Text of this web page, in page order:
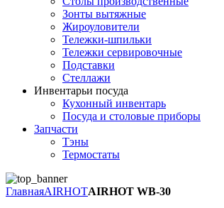
Зонты вытяжные
Жироуловители
Тележки-шпильки
Тележки сервировочные
Подставки
Стеллажи
Инвентарьи посуда
Кухонный инвентарь
Посуда и столовые приборы
Запчасти
Тэны
Термостаты
ГлавнаяAIRHOTAIRHOT WB-30